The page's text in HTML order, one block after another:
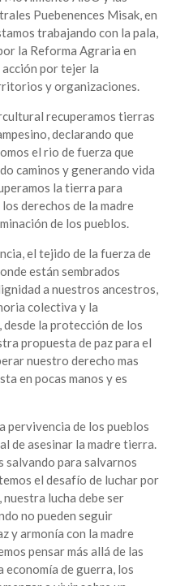
Puebenences Misak, en
trabajando con la pala,
la Reforma Agraria en
acción por tejer la
y organizaciones.
recuperamos tierras
declarando que
el rio de fuerza que
caminos y generando vida
la tierra para
derechos de la madre
de los pueblos.
el tejido de la fuerza de
están sembrados
a nuestros ancestros,
colectiva y la
la protección de los
propuesta de paz para el
nuestro derecho mas
en pocas manos y es
pervivencia de los pueblos
de asesinar la madre tierra.
salvando para salvarnos
el desafío de luchar por
nuestra lucha debe ser
no pueden seguir
y armonía con la madre
pensar más allá de las
economía de guerra, los